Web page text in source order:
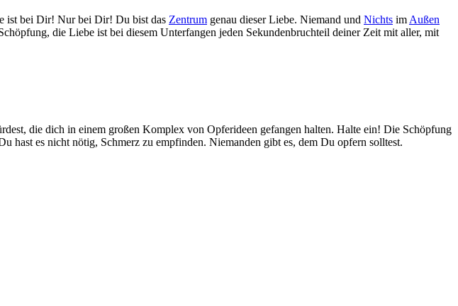
ist bei Dir! Nur bei Dir! Du bist das Zentrum genau dieser Liebe. Niemand und Nichts im Außen
die Liebe ist bei diesem Unterfangen jeden Sekundenbruchteil deiner Zeit mit aller, mit
die dich in einem großen Komplex von Opferideen gefangen halten. Halte ein! Die Schöpfung
es nicht nötig, Schmerz zu empfinden. Niemanden gibt es, dem Du opfern solltest.